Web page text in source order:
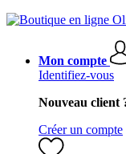
Mon compte
Identifiez-vous
Nouveau client
Créer un compte